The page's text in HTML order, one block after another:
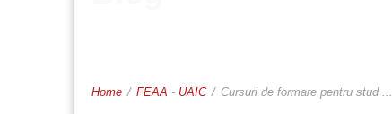
Home / FEAA - UAIC / Cursuri de formare pentru stud ...